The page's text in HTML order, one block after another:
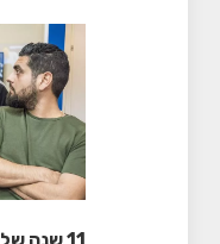
11 שנה של עקביות